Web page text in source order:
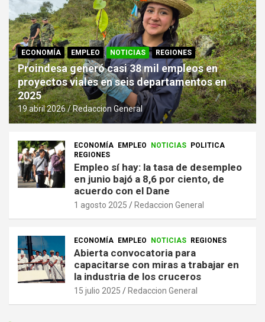
ECONOMÍA EMPLEO NOTICIAS REGIONES
Proindesa generó casi 38 mil empleos en
proyectos viales en seis departamentos en
2025
19 abril 2026 Redaccion General
ECONOMÍA EMPLEO NOTICIAS
POLITICA
REGIONES
Empleo sí hay: la tasa de desempleo
en junio bajó a 8,6 por ciento, de
acuerdo con el Dane
1 agosto 2025 Redaccion General
ECONOMÍA EMPLEO NOTICIAS REGIONES
Abierta convocatoria para
capacitarse con miras a trabajar en
la industria de los cruceros
15 julio 2025 Redaccion General